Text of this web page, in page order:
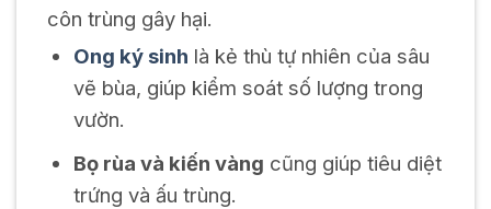
côn trùng gây hại.
Ong ký sinh là kẻ thù tự nhiên của sâu
vẽ bùa, giúp kiểm soát số lượng trong
vườn.
Bọ rùa và kiến vàng cũng giúp tiêu diệt
trứng và ấu trùng.